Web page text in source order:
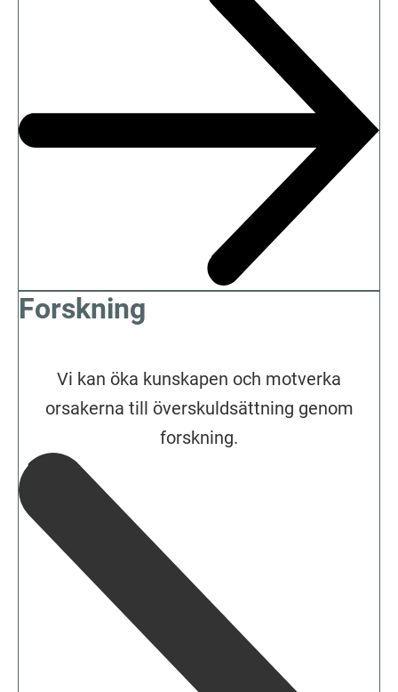
Forskning
Vi kan öka kunskapen och motverka
orsakerna till överskuldsättning genom
forskning.